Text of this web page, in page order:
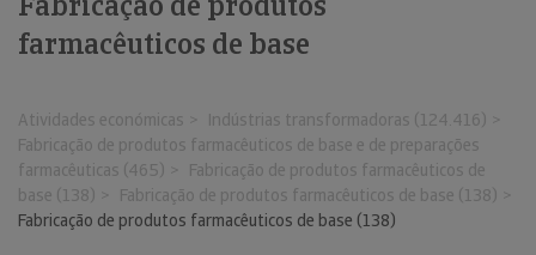
farmacêuticos de base
Atividades económicas
Indústrias transformadoras (124.416)
Fabricação de produtos farmacêuticos de base e de preparações
farmacêuticas (465)
Fabricação de produtos farmacêuticos de
base (138)
Fabricação de produtos farmacêuticos de base (138)
Fabricação de produtos farmacêuticos de base (138)